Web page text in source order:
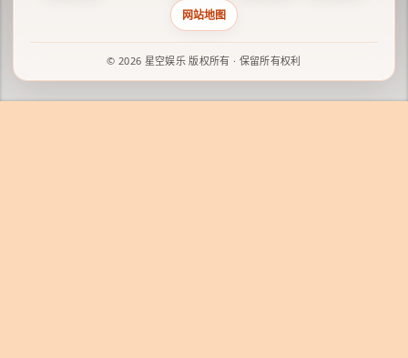
网站地图
© 2026 星空娱乐 版权所有 · 保留所有权利